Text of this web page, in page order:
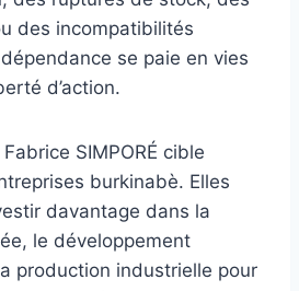
des incompatibilités
se paie en vies
d’action.
SIMPORÉ cible
burkinabè. Elles
davantage dans la
le développement
production industrielle pour